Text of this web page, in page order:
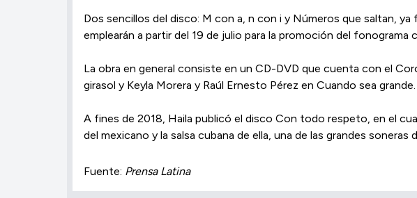
Dos sencillos del disco: M con a, n con i y Números que saltan,
emplearán a partir del 19 de julio para la promoción del fonograma
La obra en general consiste en un CD-DVD que cuenta con el
girasol y Keyla Morera y Raúl Ernesto Pérez en Cuando sea grande.
A fines de 2018, Haila publicó el disco Con todo respeto, en el
del mexicano y la salsa cubana de ella, una de las grandes soneras
Fuente: Prensa Latina